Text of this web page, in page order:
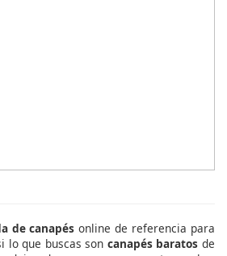
de canapés online de referencia para
lo que buscas son canapés baratos de